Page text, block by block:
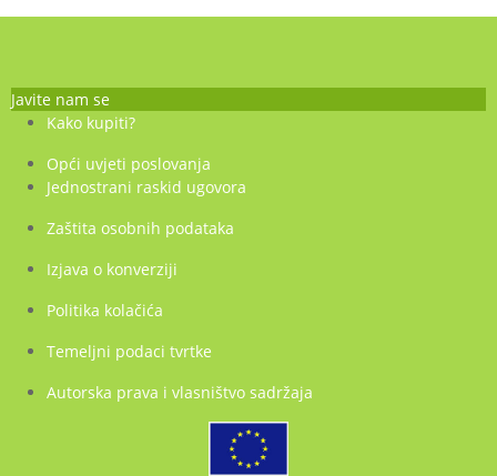
Javite nam se
Kako kupiti?
Opći uvjeti poslovanja
Jednostrani raskid ugovora
Zaštita osobnih podataka
Izjava o konverziji
Politika kolačića
Temeljni podaci tvrtke
Autorska prava i vlasništvo sadržaja